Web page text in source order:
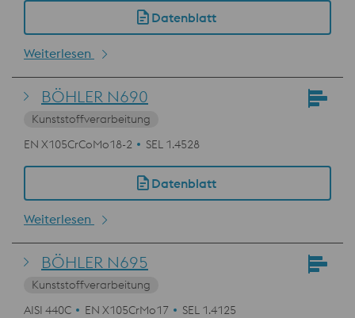
Datenblatt
Weiterlesen
BÖHLER N690
Kunststoffverarbeitung
EN X105CrCoMo18-2
SEL 1.4528
Datenblatt
Weiterlesen
BÖHLER N695
Kunststoffverarbeitung
AISI 440C
EN X105CrMo17 SEL 1.4125